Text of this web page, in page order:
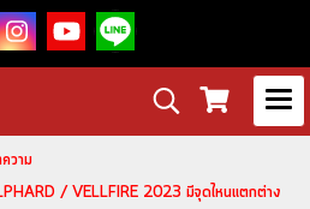
วาม
/ VELLFIRE 2023 มีจุดไหนแตกต่าง